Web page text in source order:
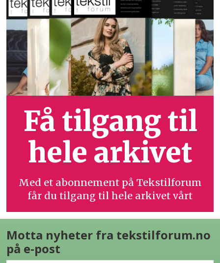
Få tilgang til
hele arkivet
Med et abonnement på Tekstilforum
får du tilgang til hele arkivet vårt
Motta nyheter fra tekstilforum.no
på e-post